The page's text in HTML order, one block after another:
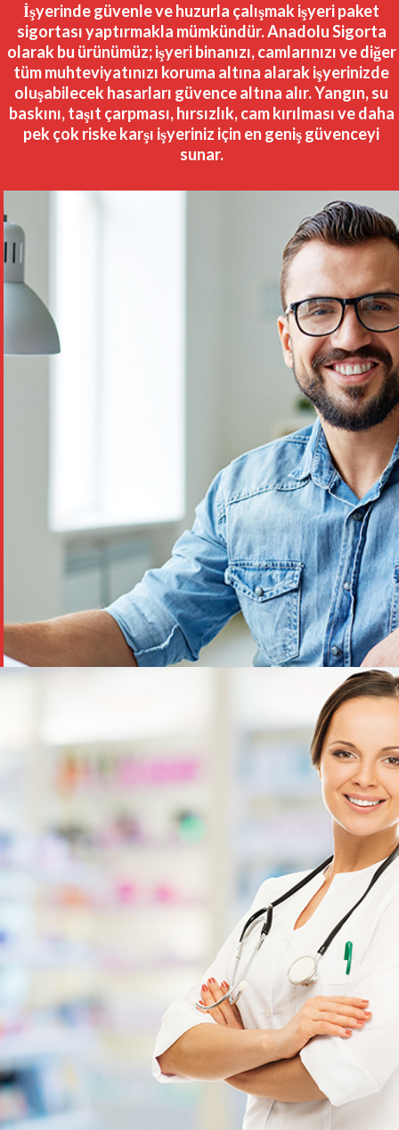
İşyerinde güvenle ve huzurla çalışmak işyeri paket
sigortası yaptırmakla mümkündür. Anadolu Sigorta
olarak bu ürünümüz; işyeri binanızı, camlarınızı ve diğer
tüm muhteviyatınızı koruma altına alarak işyerinizde
oluşabilecek hasarları güvence altına alır. Yangın, su
baskını, taşıt çarpması, hırsızlık, cam kırılması ve daha
pek çok riske karşı işyeriniz için en geniş güvenceyi
sunar.